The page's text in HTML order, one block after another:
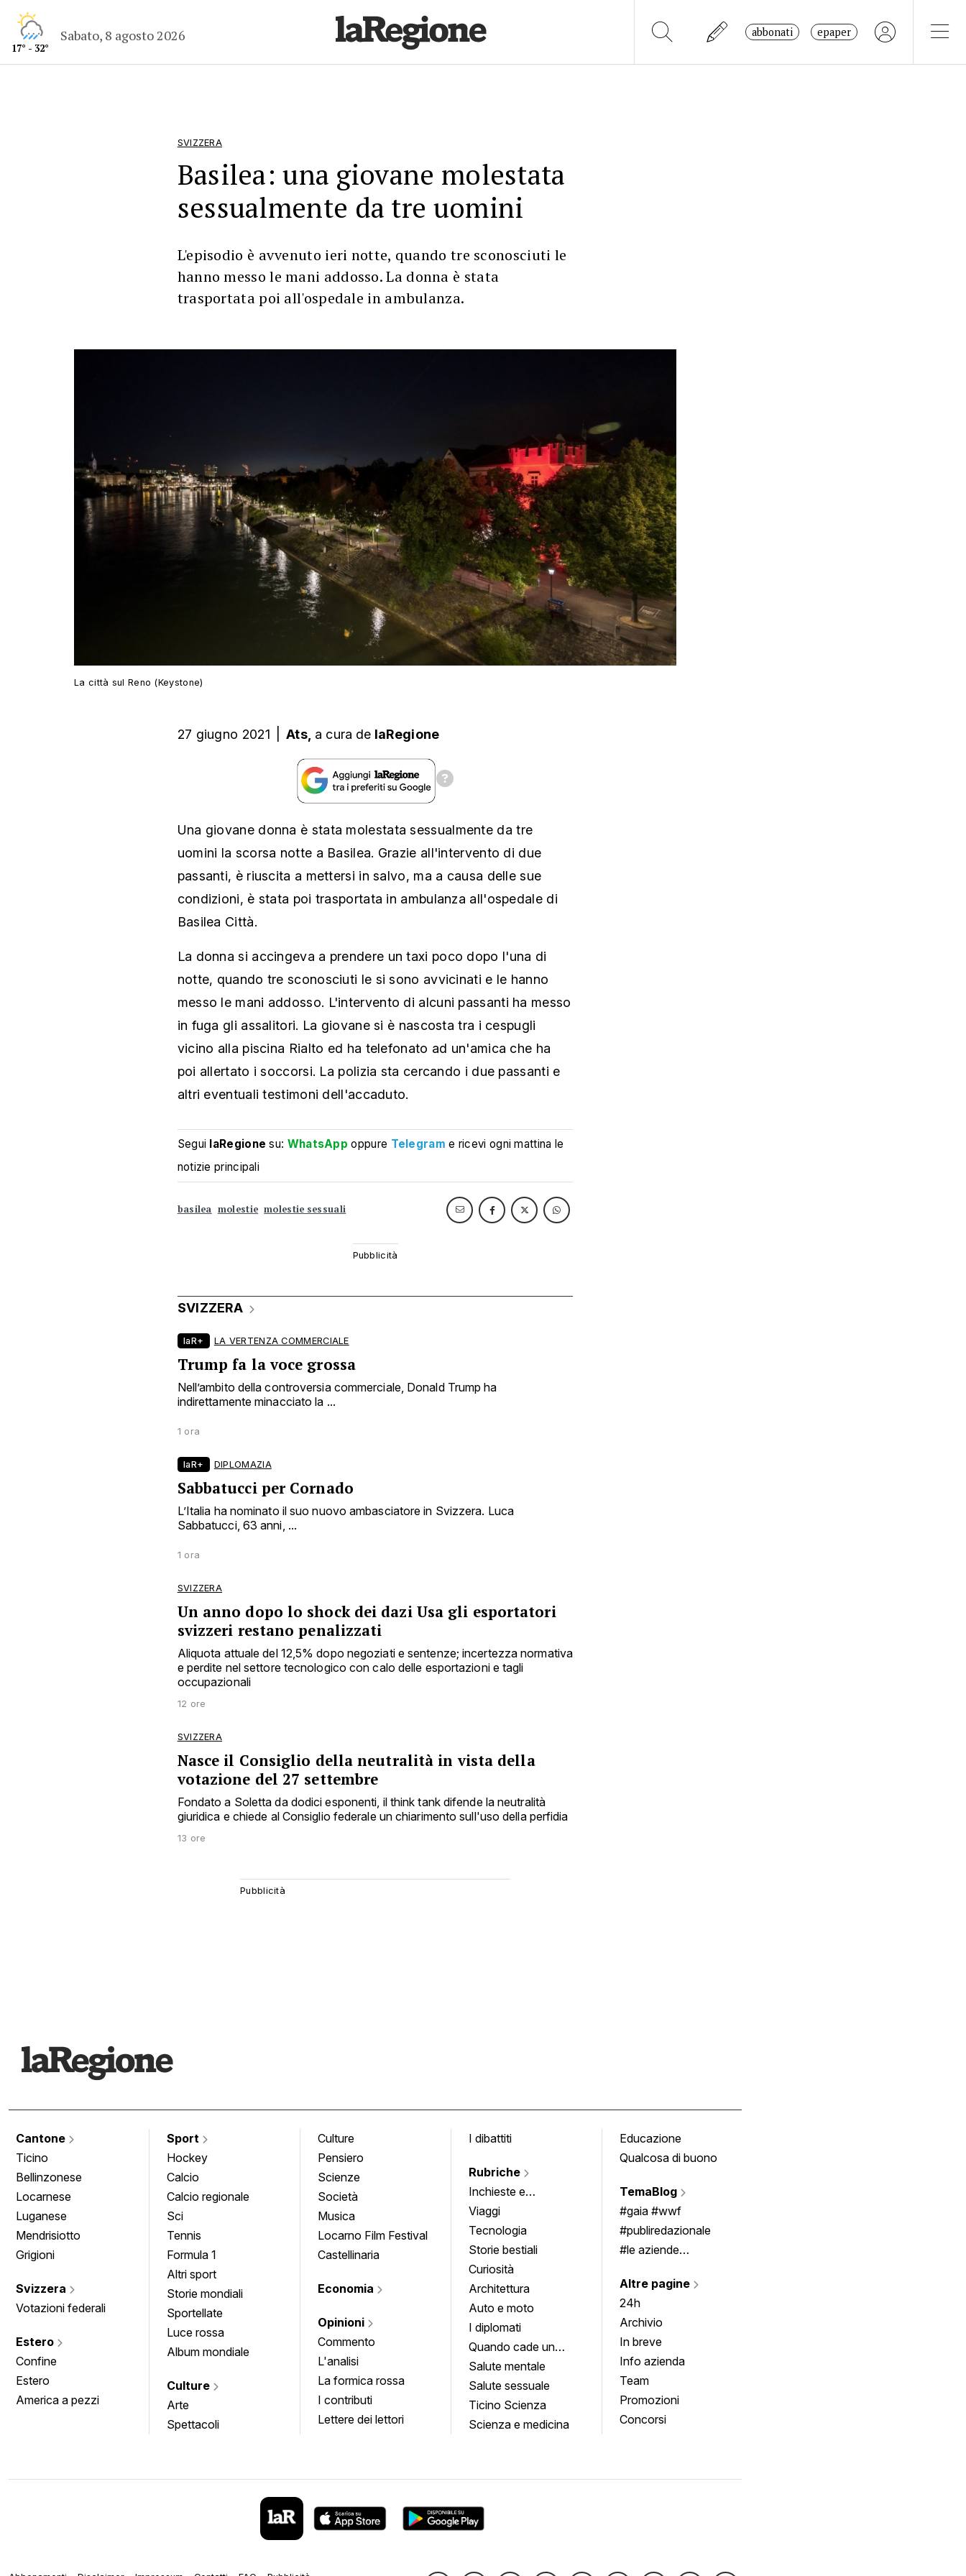
17° - 32°
Sabato, 8 agosto 2026 abbonati epaper
SVIZZERA
Basilea: una giovane molestata
sessualmente da tre uomini
L'episodio è avvenuto ieri notte, quando tre sconosciuti le
hanno messo le mani addosso. La donna è stata
trasportata poi all'ospedale in ambulanza.
La città sul Reno (Keystone)
27 giugno 2021 Ats, a cura de laRegione
Una giovane donna è stata molestata sessualmente da tre
uomini la scorsa notte a Basilea. Grazie all'intervento di due
passanti, è riuscita a mettersi in salvo, ma a causa delle sue
condizioni, è stata poi trasportata in ambulanza all'ospedale di
Basilea Città.
La donna si accingeva a prendere un taxi poco dopo l'una di
notte, quando tre sconosciuti le si sono avvicinati e le hanno
messo le mani addosso. L'intervento di alcuni passanti ha messo
in fuga gli assalitori. La giovane si è nascosta tra i cespugli
vicino alla piscina Rialto ed ha telefonato ad un'amica che ha
poi allertato i soccorsi. La polizia sta cercando i due passanti e
altri eventuali testimoni dell'accaduto.
Segui laRegione su: WhatsApp oppure Telegram e ricevi ogni mattina le
notizie principali
basilea molestie molestie sessuali
SVIZZERA
laR+ LA VERTENZA COMMERCIALE
Trump fa la voce grossa
Nell’ambito della controversia commerciale, Donald Trump ha
indirettamente minacciato la ...
1 ora
laR+ DIPLOMAZIA
Sabbatucci per Cornado
L’Italia ha nominato il suo nuovo ambasciatore in Svizzera. Luca
Sabbatucci, 63 anni, ...
1 ora
SVIZZERA
Un anno dopo lo shock dei dazi Usa gli esportatori
svizzeri restano penalizzati
Aliquota attuale del 12,5% dopo negoziati e sentenze; incertezza normativa
e perdite nel settore tecnologico con calo delle esportazioni e tagli
occupazionali
12 ore
SVIZZERA
Nasce il Consiglio della neutralità in vista della
votazione del 27 settembre
Fondato a Soletta da dodici esponenti, il think tank difende la neutralità
giuridica e chiede al Consiglio federale un chiarimento sull'uso della perfidia
13 ore
Cantone
Ticino
Bellinzonese
Locarnese
Luganese
Mendrisiotto
Grigioni
Svizzera
Votazioni federali
Estero
Confine
Estero
America a pezzi
Sport
Hockey
Calcio
Calcio regionale
Sci
Tennis
Formula 1
Altri sport
Storie mondiali
Sportellate
Luce rossa
Album mondiale
Culture
Arte
Spettacoli
Culture
Pensiero
Scienze
Società
Musica
Locarno Film Festival
Castellinaria
Economia
Opinioni
Commento
L'analisi
La formica rossa
I contributi
Lettere dei lettori
I dibattiti
Rubriche
Inchieste e
approfondimenti
Viaggi
Tecnologia
Storie bestiali
Curiosità
Architettura
Auto e moto
I diplomati
Quando cade un
quadro
Salute mentale
Salute sessuale
Ticino Scienza
Scienza e medicina
Educazione
Qualcosa di buono
TemaBlog
#gaia #wwf
#publiredazionale
#le aziende
Altre pagine
24h
Archivio
In breve
Info azienda
Team
Promozioni
Concorsi